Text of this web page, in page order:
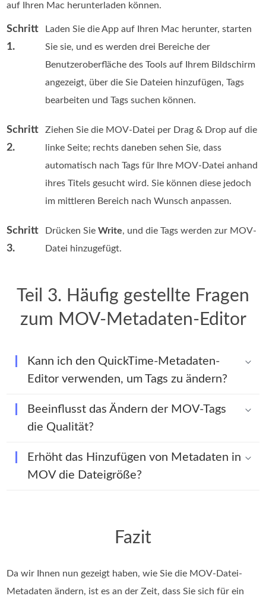
auf Ihren Mac herunterladen können.
Schritt
1.
Laden Sie die App auf Ihren Mac herunter, starten
Sie sie, und es werden drei Bereiche der
Benutzeroberfläche des Tools auf Ihrem Bildschirm
angezeigt, über die Sie Dateien hinzufügen, Tags
bearbeiten und Tags suchen können.
Schritt
2.
Ziehen Sie die MOV-Datei per Drag & Drop auf die
linke Seite; rechts daneben sehen Sie, dass
automatisch nach Tags für Ihre MOV-Datei anhand
ihres Titels gesucht wird. Sie können diese jedoch
im mittleren Bereich nach Wunsch anpassen.
Schritt
3.
Drücken SieWrite, und die Tags werden zur MOV-
Datei hinzugefügt.
Teil 3. Häufig gestellte Fragen
zum MOV-Metadaten-Editor
Kann ich den QuickTime-Metadaten-
Editor verwenden, um Tags zu ändern?
Beeinflusst das Ändern der MOV-Tags
die Qualität?
Erhöht das Hinzufügen von Metadaten in
MOV die Dateigröße?
Fazit
Da wir Ihnen nun gezeigt haben, wie Sie die MOV-Datei-
Metadaten ändern, ist es an der Zeit, dass Sie sich für ein